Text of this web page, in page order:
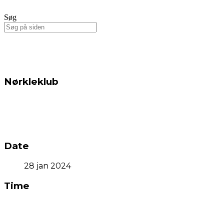
Søg
Nørkleklub
Date
28 jan 2024
Time